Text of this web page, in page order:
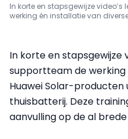
In korte en stapsgewijze
werking én installatie van
In korte en
supportteam de
Huawei Solar-producten
thuisbatterij. Deze
aanvulling op de al